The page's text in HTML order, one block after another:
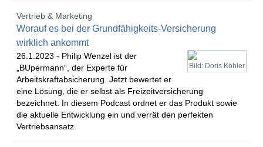
Vertrieb & Marketing
Worauf es bei der Grundfähigkeits-Versicherung
wirklich ankommt
Bild: Doris Köhler
26.1.2023 - Philip Wenzel ist der
„BUpermann“, der Experte für
Arbeitskraftabsicherung. Jetzt bewertet er
eine Lösung, die er selbst als Freizeitversicherung
bezeichnet. In diesem Podcast ordnet er das Produkt sowie
die aktuelle Entwicklung ein und verrät den perfekten
Vertriebsansatz.